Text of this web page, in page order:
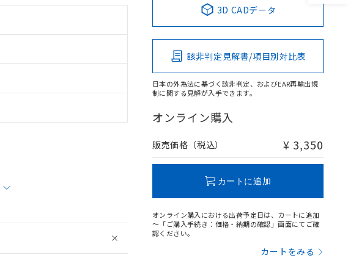
3D CADデータ
該非判定見解書/項目別対比表
日本の外為法に基づく該非判定、およびEAR再輸出規
制に関する見解が入手できます。
オンライン購入
販売価格（税込） ¥ 3,350
カートに追加
オンライン購入における出荷予定日は、カートに追加
～「ご購入手続き：価格・納期の確認」画面にてご確
認ください。
カートをみる